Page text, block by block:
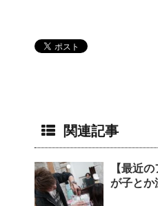
関連記事
【最近
が子と